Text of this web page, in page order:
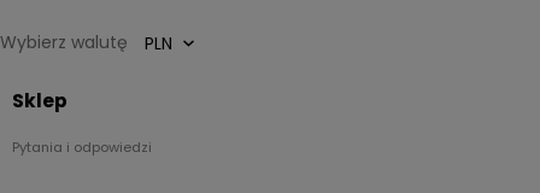
Wybierz walutę
Sklep
Pytania i odpowiedzi